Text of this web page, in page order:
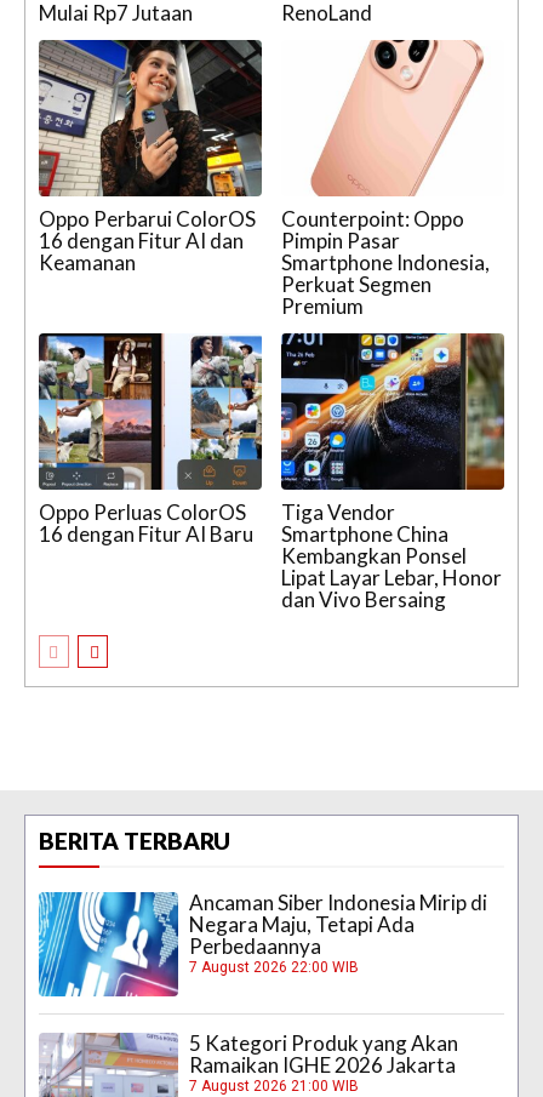
Mulai Rp7 Jutaan
RenoLand
Oppo Perbarui ColorOS
16 dengan Fitur AI dan
Keamanan
Counterpoint: Oppo
Pimpin Pasar
Smartphone Indonesia,
Perkuat Segmen
Premium
Oppo Perluas ColorOS
16 dengan Fitur AI Baru
Tiga Vendor
Smartphone China
Kembangkan Ponsel
Lipat Layar Lebar, Honor
dan Vivo Bersaing
BERITA TERBARU
Ancaman Siber Indonesia Mirip di
Negara Maju, Tetapi Ada
Perbedaannya
7 August 2026 22:00 WIB
5 Kategori Produk yang Akan
Ramaikan IGHE 2026 Jakarta
7 August 2026 21:00 WIB